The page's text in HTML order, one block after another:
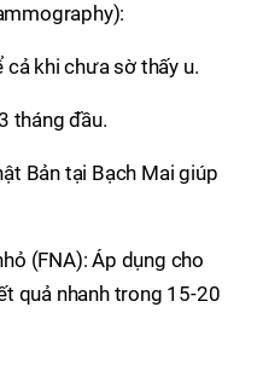
cả khi chưa sờ thấy u.
tháng đầu.
Bản tại Bạch Mai giúp
(FNA): Áp dụng cho
quả nhanh trong 15-20